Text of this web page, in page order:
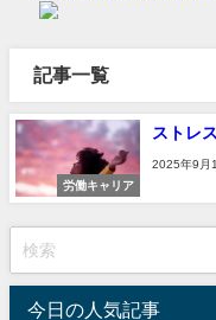
記事一覧
労働キャリア
ストレ
2025年9月
今日の人気記事